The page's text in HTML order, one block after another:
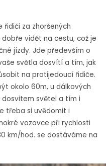
řidiči za zhoršených
vidět na cestu, což je
jízdy. Jde především o
světla dosvítí a tím, jak
na protijedoucí řidiče.
okolo 60m, u dálkových
dosvitem světel a tím i
třeba si uvědomit i
vozovce při rychlosti
km/hod. se dostáváme na